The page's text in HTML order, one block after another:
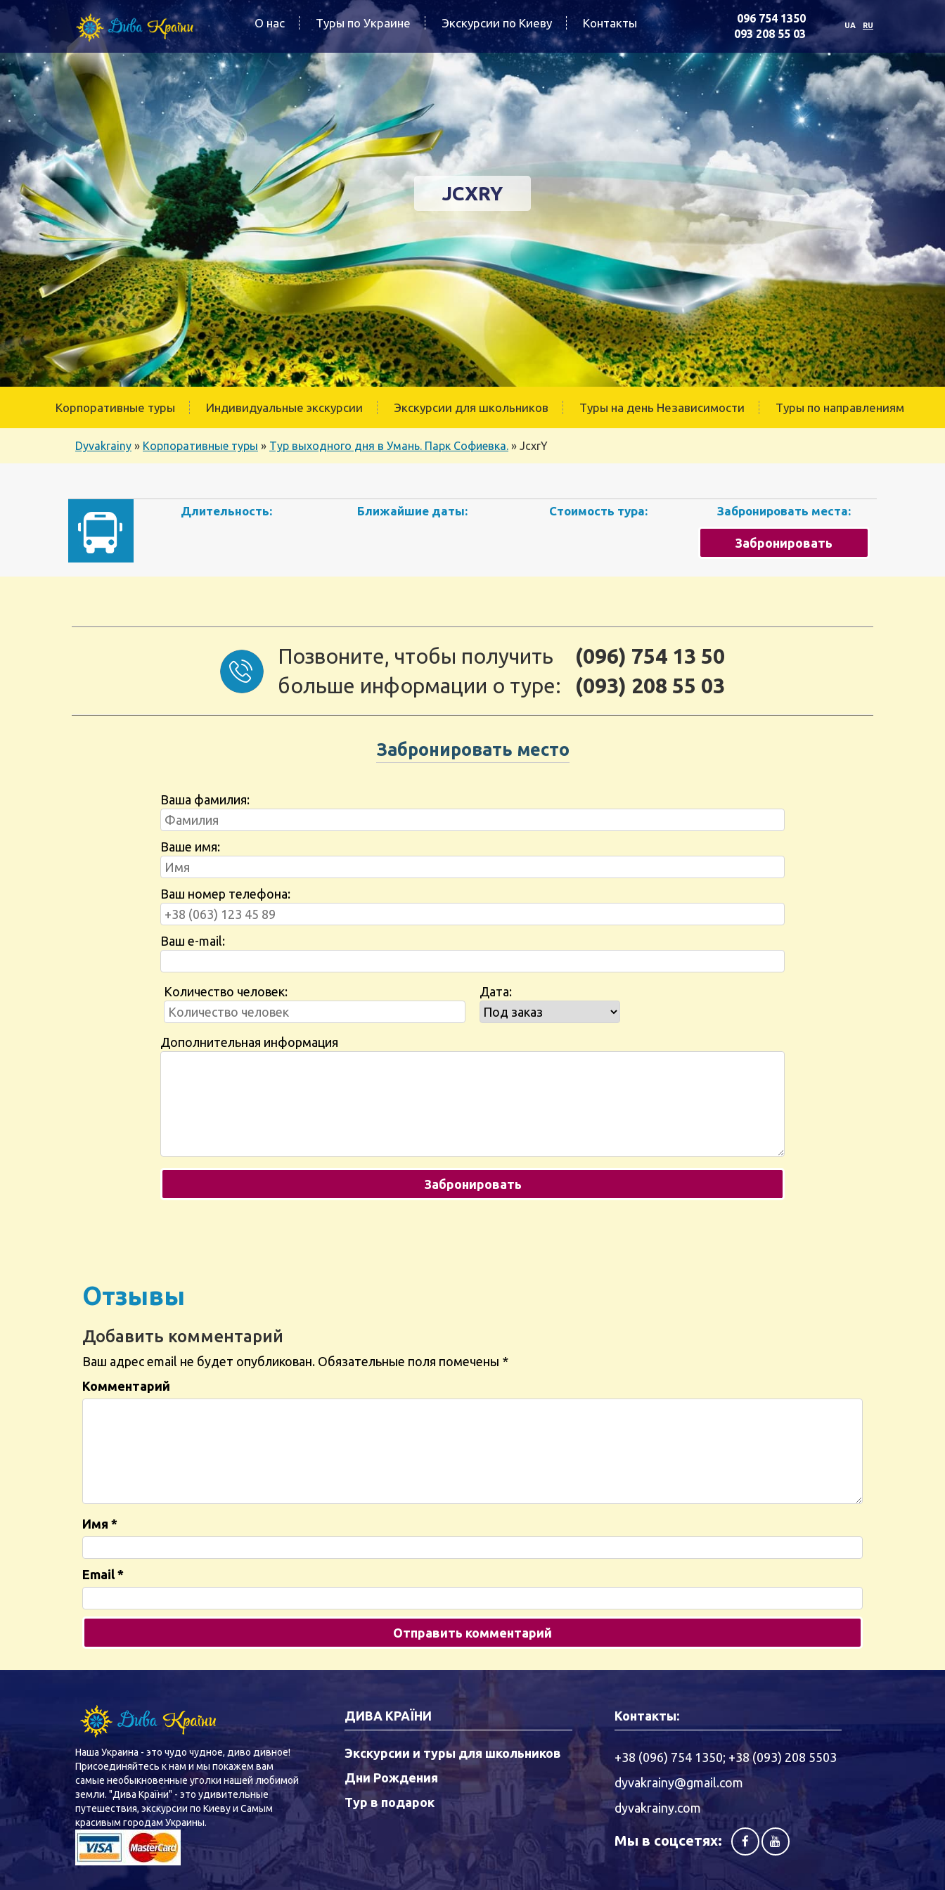
О нас Туры по Украине Экскурсии по Киеву Контакты
096 754 1350
093 208 55 03
UA RU
JCXRY
Корпоративные туры Индивидуальные экскурсии Экскурсии для школьников Туры на день Независимости Туры по направлениям
Dyvakrainy » Корпоративные туры » Тур выходного дня в Умань. Парк Софиевка. » JcxrY
Длительность: Ближайшие даты: Стоимость тура: Забронировать места:
Забронировать
Позвоните, чтобы получить
больше информации о туре:
(096) 754 13 50
(093) 208 55 03
Забронировать место
Ваша фамилия:
Ваше имя:
Ваш номер телефона:
Ваш e-mail:
Количество человек: Дата:
Дополнительная информация
Отзывы
Добавить комментарий
Ваш адрес email не будет опубликован. Обязательные поля помечены *
Комментарий
Имя *
Email *
Наша Украина - это чудо чудное, диво дивное!
Присоединяйтесь к нам и мы покажем вам
самые необыкновенные уголки нашей любимой
земли. "Дива Країни" - это удивительные
путешествия, экскурсии по Киеву и Самым
красивым городам Украины.
ДИВА КРАЇНИ
Экскурсии и туры для школьников
Дни Рождения
Тур в подарок
Контакты:
+38 (096) 754 1350; +38 (093) 208 5503
dyvakrainy@gmail.com
dyvakrainy.com
Мы в соцсетях: